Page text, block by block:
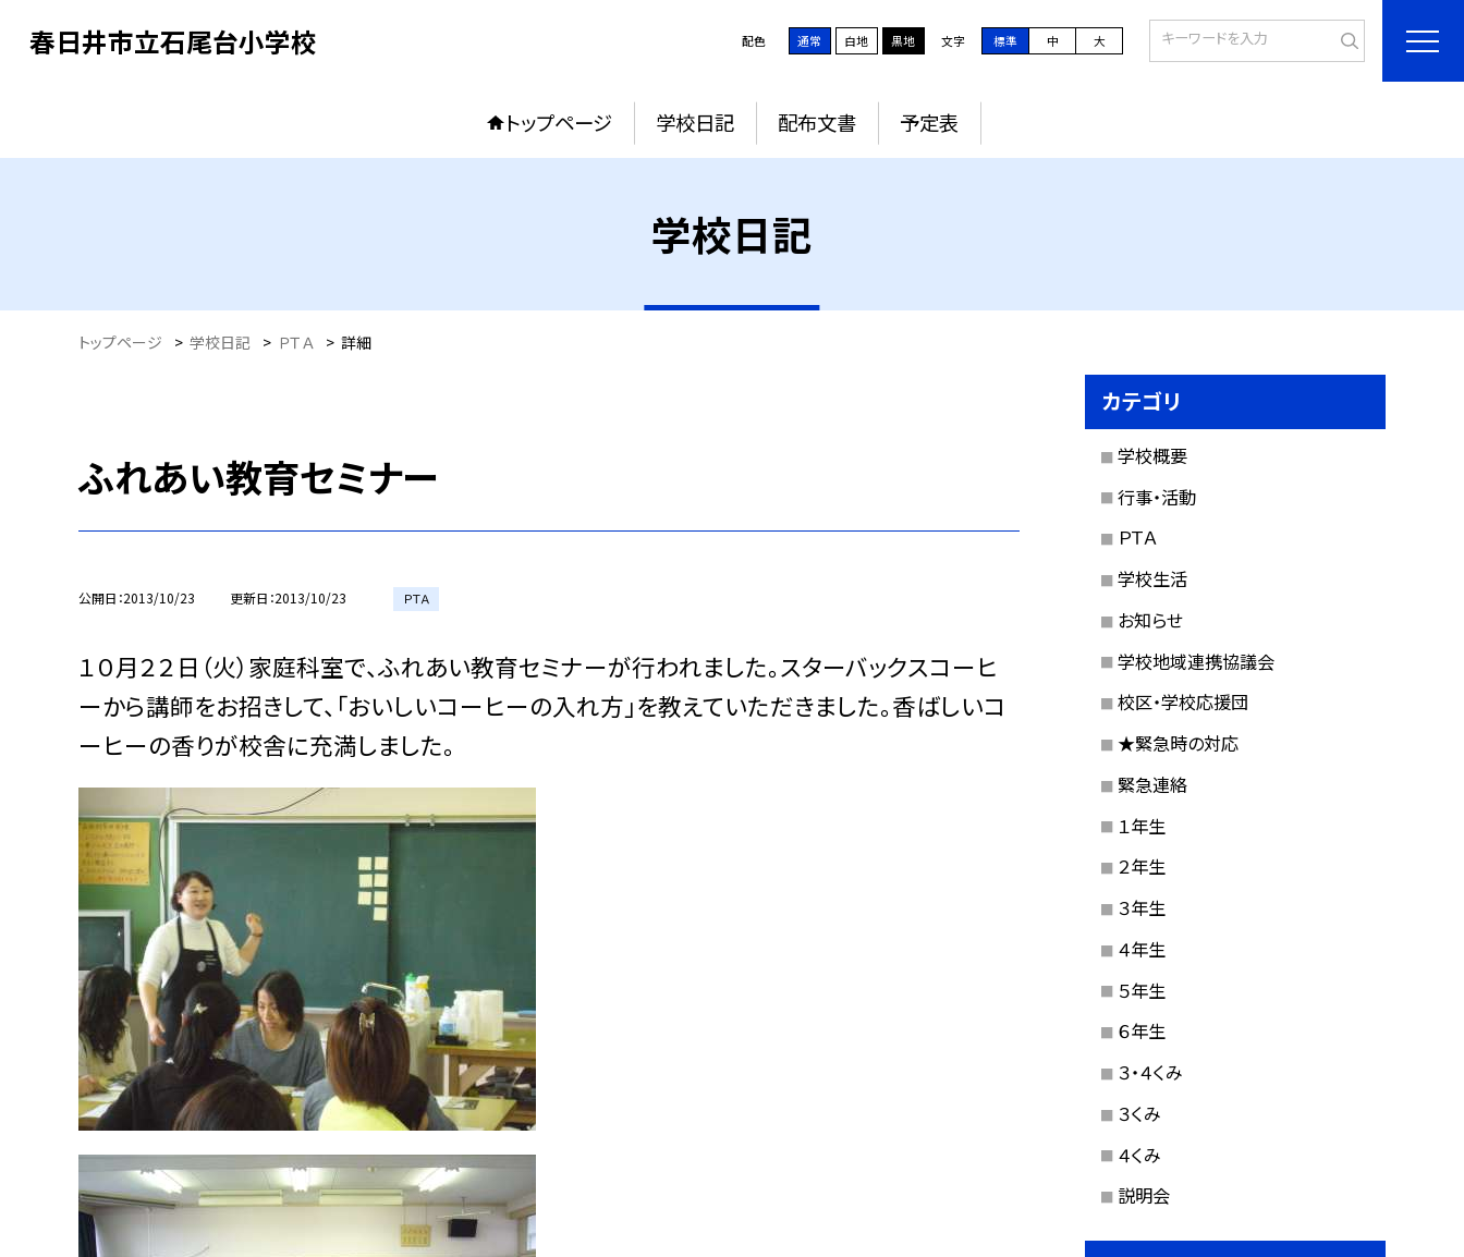
春日井市立石尾台小学校 配色 通常 白地 黒地 文字 標準 中 大
トップページ 学校日記 配布文書 予定表
学校日記
トップページ > 学校日記 > ＰＴＡ > 詳細
ふれあい教育セミナー
公開日 2013/10/23 更新日 2013/10/23 ＰＴＡ
１０月２２日（火）家庭科室で、ふれあい教育セミナーが行われました。スターバックスコーヒ
ーから講師をお招きして、「おいしいコーヒーの入れ方」を教えていただきました。香ばしいコ
ーヒーの香りが校舎に充満しました。
カテゴリ
学校概要
行事・活動
ＰＴＡ
学校生活
お知らせ
学校地域連携協議会
校区・学校応援団
★緊急時の対応
緊急連絡
１年生
２年生
３年生
４年生
５年生
６年生
３・４くみ
３くみ
４くみ
説明会